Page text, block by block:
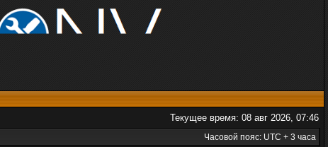
Текущее время: 08 авг 2026, 07:46
Часовой пояс: UTC + 3 часа